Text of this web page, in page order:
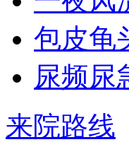
包皮龟
尿频尿
来院路线